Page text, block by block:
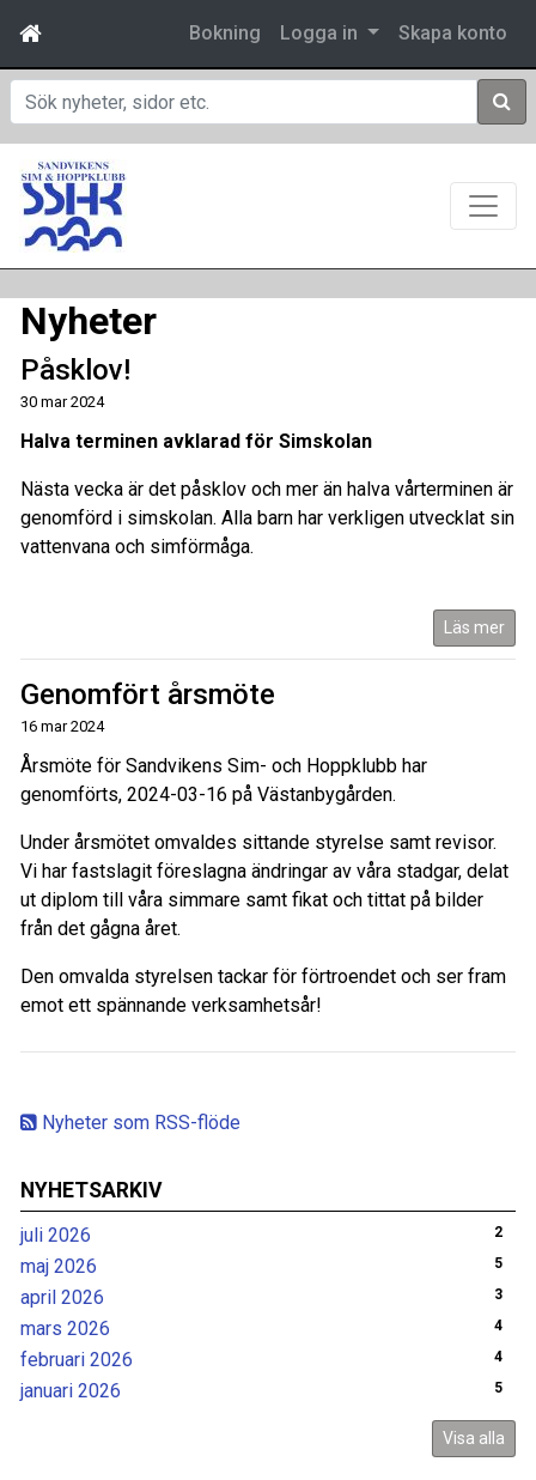
Bokning Logga in Skapa konto
Sök
Nyheter som RSS-flöde
NYHETSARKIV
juli 2026 2
maj 2026 5
april 2026 3
mars 2026 4
februari 2026 4
januari 2026 5
Visa alla
Nyheter
Påsklov!
30 mar 2024
Halva terminen avklarad för Simskolan
Nästa vecka är det påsklov och mer än halva vårterminen är
genomförd i simskolan. Alla barn har verkligen utvecklat sin
vattenvana och simförmåga.
Läs mer
Genomfört årsmöte
16 mar 2024
Årsmöte för Sandvikens Sim- och Hoppklubb har
genomförts, 2024-03-16 på Västanbygården.
Under årsmötet omvaldes sittande styrelse samt revisor.
Vi har fastslagit föreslagna ändringar av våra stadgar, delat
ut diplom till våra simmare samt fikat och tittat på bilder
från det gågna året.
Den omvalda styrelsen tackar för förtroendet och ser fram
emot ett spännande verksamhetsår!